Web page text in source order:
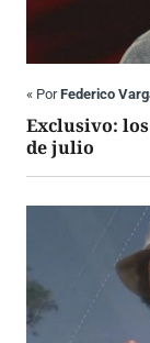
« PorFederico
Exclusivo:
de julio